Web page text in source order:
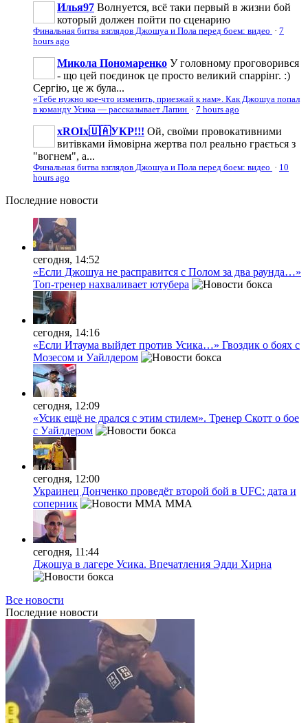
Илья97 Волнуется, всё таки первый в жизни бой
который должен пойти по сценарию
Финальная битва взглядов Джошуа и Пола перед боем: видео · 7
hours ago
Микола Пономаренко У головному проговорився
- що цей поєдинок це просто великий спаррінг. :)
Сергію, це ж була...
«Тебе нужно кое-что изменить, приезжай к нам». Как Джошуа попал
в команду Усика — рассказывает Лапин · 7 hours ago
xROIx🇺🇦УКР!!! Ой, своїми провокативними
витівками ймовірна жертва пол реально грається з
"вогнем", а...
Финальная битва взглядов Джошуа и Пола перед боем: видео · 10
hours ago
Последние новости
сегодня, 14:52
«Если Джошуа не расправится с Полом за два раунда…»
Топ-тренер нахваливает ютубера
сегодня, 14:16
«Если Итаума выйдет против Усика…» Гвоздик о боях с
Мозесом и Уайлдером
сегодня, 12:09
«Усик ещё не дрался с этим стилем». Тренер Скотт о бое
с Уайлдером
сегодня, 12:00
Украинец Донченко проведёт второй бой в UFC: дата и
соперник
MMA
сегодня, 11:44
Джошуа в лагере Усика. Впечатления Эдди Хирна
Все новости
Последние новости